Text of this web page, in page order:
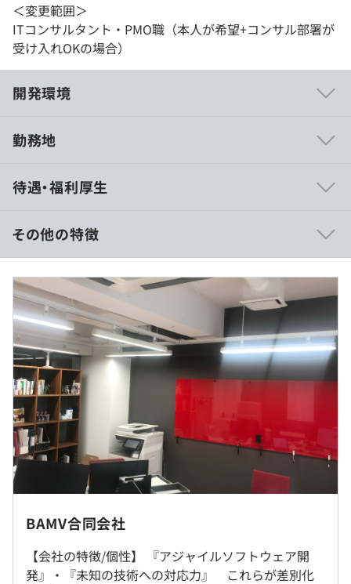
＜変更範囲＞
ITコンサルタント・PMO職（本人が希望+コンサル部署が
受け入れOKの場合）
開発環境
全体40名弱のなか、30名弱が在籍している部署で、全員
す。 平均年齢は33歳で、20歳～41歳の者が在籍してお
り、世間一般で言う『中堅社員』に偏った構成になってい
ます。（社歴10年以降で勝負する想定だったので、ここま
で上の世代は採用しなかった）プロフェッショナルとして
の専門性・プライドを重んじる傾向が強く、ゆるいとこは
緩いですが、チャラくはないです。
〇アジャイルチームによる顧客満足の提供を重視する技術
セクションです。
アジャイルソフトウェア開発宣言とその原則を価値観の軸
とし、全員がアジャイルチームのメンバーとして適切なス
キル・マインドを所持する事を育成方針としています。ア
ジャイル開発の新規導入に対しても、果敢にチャレンジ
し、お客様と共に価値向上を目指します。
ド底辺のSESスタートの会社で、当時入社の中途未経験組
が成長。ここまで商流を上げてきました。
現在はトップレベルの技術ブランドを持つ顧客層のプロジ
勤務地
弊社の開発範囲ですとまだ出社回帰の力が弱く、なんだか
んだでリモートワーク勤務が多いです。
会社としてリモート・出社のいずれかを重視する意思はな
く、先々の出社回帰の流れも読めません。
リモートワーク・出社、いずれも対応できるようにする必
待遇・福利厚生
想定年収 360万～600万
月収 300,000円～500,000
月給内訳
・基本給：259,400円～432,400円
・固定残業代：20時間分、40,600円～67,600円
（超過分は別途支給）
（給与テーブル）
※能力主義で給与テーブルが決まっており、前職給与は考
慮しません
その他の特徴
BAMV合同会社
【会社の特徴/個性】 『アジャイルソフトウェア開
発』・『未知の技術への対応力』 これらが差別化